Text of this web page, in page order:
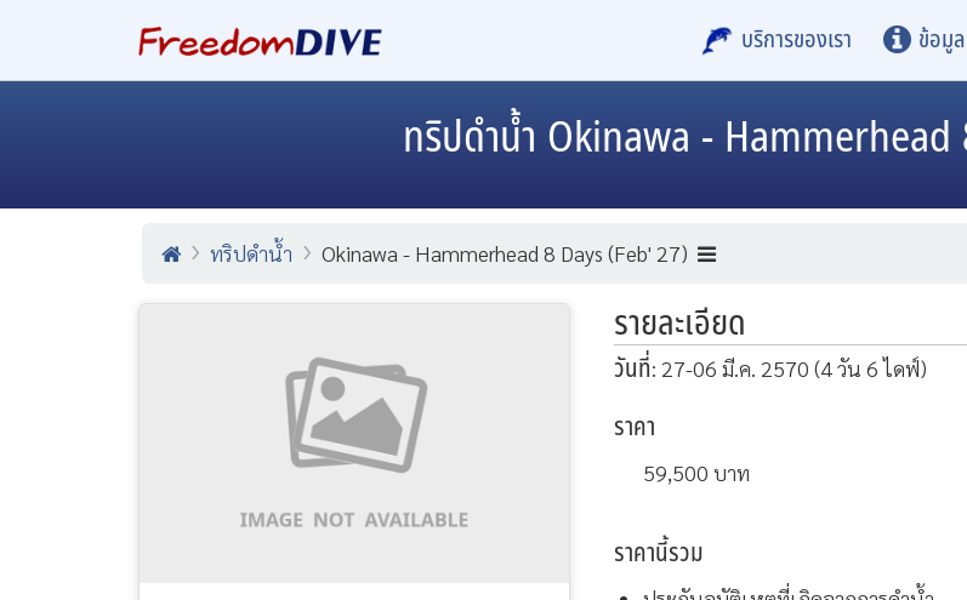
บริการของเรา ข้อมู
ทริปดำน้ำ Okinawa - Hammerhead
ทริปดำน้ำ Okinawa - Hammerhead 8 Days (Feb' 27)
รายละเอียด
วันที่: 27-06 มี.ค. 2570 (4 วัน 6 ไดฟ์)
ราคา
59,500 บาท
ราคานี้รวม